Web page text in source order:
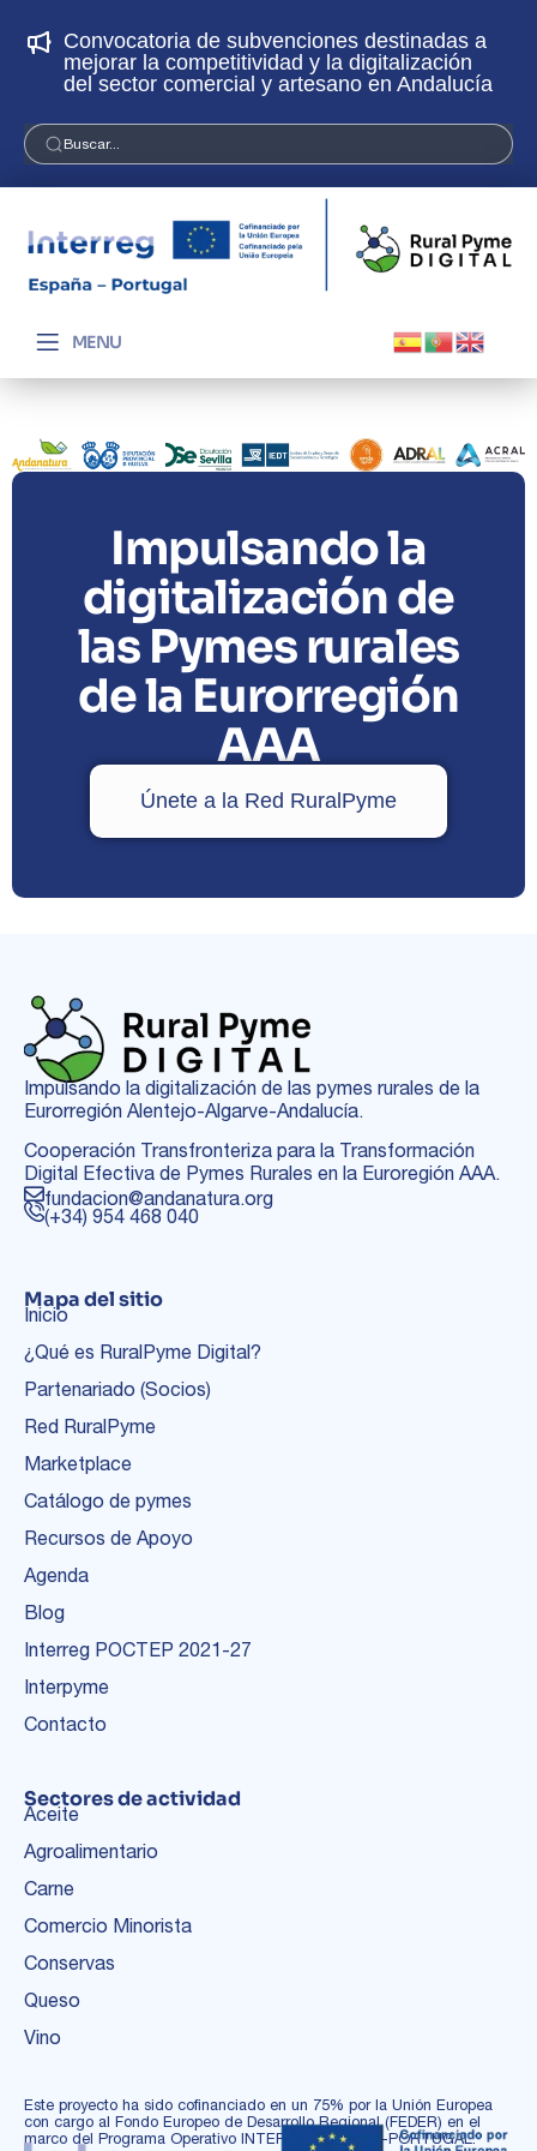
Convocatoria de subvenciones destinadas a
mejorar la competitividad y la digitalización
del sector comercial y artesano en Andalucía
Buscar...
MENU
Impulsando la
digitalización de
las Pymes rurales
de la Eurorregión
AAA
Únete a la Red RuralPyme
Impulsando la digitalización de las pymes rurales de la
Eurorregión Alentejo-Algarve-Andalucía.
Cooperación Transfronteriza para la Transformación
Digital Efectiva de Pymes Rurales en la Euroregión AAA.
fundacion@andanatura.org
(+34) 954 468 040
Mapa del sitio
Inicio
¿Qué es RuralPyme Digital?
Partenariado (Socios)
Red RuralPyme
Marketplace
Catálogo de pymes
Recursos de Apoyo
Agenda
Blog
Interreg POCTEP 2021-27
Interpyme
Contacto
Sectores de actividad
Aceite
Agroalimentario
Carne
Comercio Minorista
Conservas
Queso
Vino
Este proyecto ha sido cofinanciado en un 75% por la Unión Europea
con cargo al Fondo Europeo de Desarrollo Regional (FEDER) en el
marco del Programa Operativo INTERREG ESPAÑA-PORTUGAL.